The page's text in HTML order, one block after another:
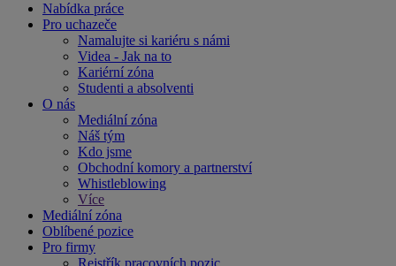
Nabídka práce
Pro uchazeče
Namalujte si kariéru s námi
Videa - Jak na to
Kariérní zóna
Studenti a absolventi
O nás
Mediální zóna
Náš tým
Kdo jsme
Obchodní komory a partnerství
Whistleblowing
Více
Mediální zóna
Oblíbené pozice
Pro firmy
Rejstřík pracovních pozic